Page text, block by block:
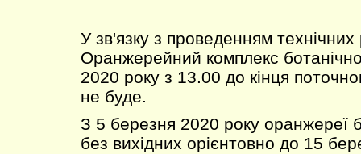
У зв'язку з проведенням технічних
Оранжерейний комплекс
2020 року з 13.00 до кінця
не буде.
З 5 березня 2020 року оранжереї
без вихідних орієнтовно до 15